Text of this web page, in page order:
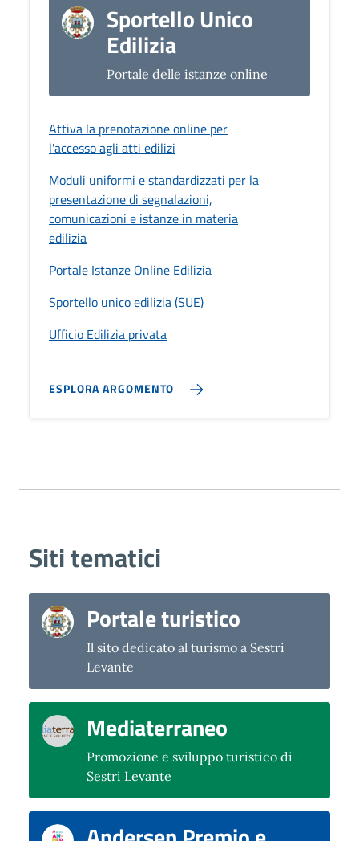
Sportello Unico
Edilizia
Portale delle istanze online
Attiva la prenotazione online per
l'accesso agli atti edilizi
Moduli uniformi e standardizzati per la
presentazione di segnalazioni,
comunicazioni e istanze in materia
edilizia
Portale Istanze Online Edilizia
Sportello unico edilizia (SUE)
Ufficio Edilizia privata
ESPLORA ARGOMENTO
Siti tematici
Portale turistico
Il sito dedicato al turismo a Sestri
Levante
Mediaterraneo
Promozione e sviluppo turistico di
Sestri Levante